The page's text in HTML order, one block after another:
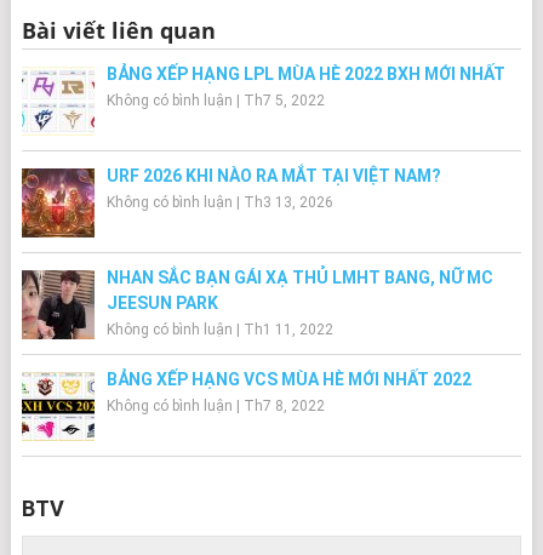
Bài viết liên quan
BẢNG XẾP HẠNG LPL MÙA HÈ 2022 BXH MỚI NHẤT
Không có bình luận | Th7 5, 2022
URF 2026 KHI NÀO RA MẮT TẠI VIỆT NAM?
Không có bình luận | Th3 13, 2026
NHAN SẮC BẠN GÁI XẠ THỦ LMHT BANG, NỮ MC
JEESUN PARK
Không có bình luận | Th1 11, 2022
BẢNG XẾP HẠNG VCS MÙA HÈ MỚI NHẤT 2022
Không có bình luận | Th7 8, 2022
BTV